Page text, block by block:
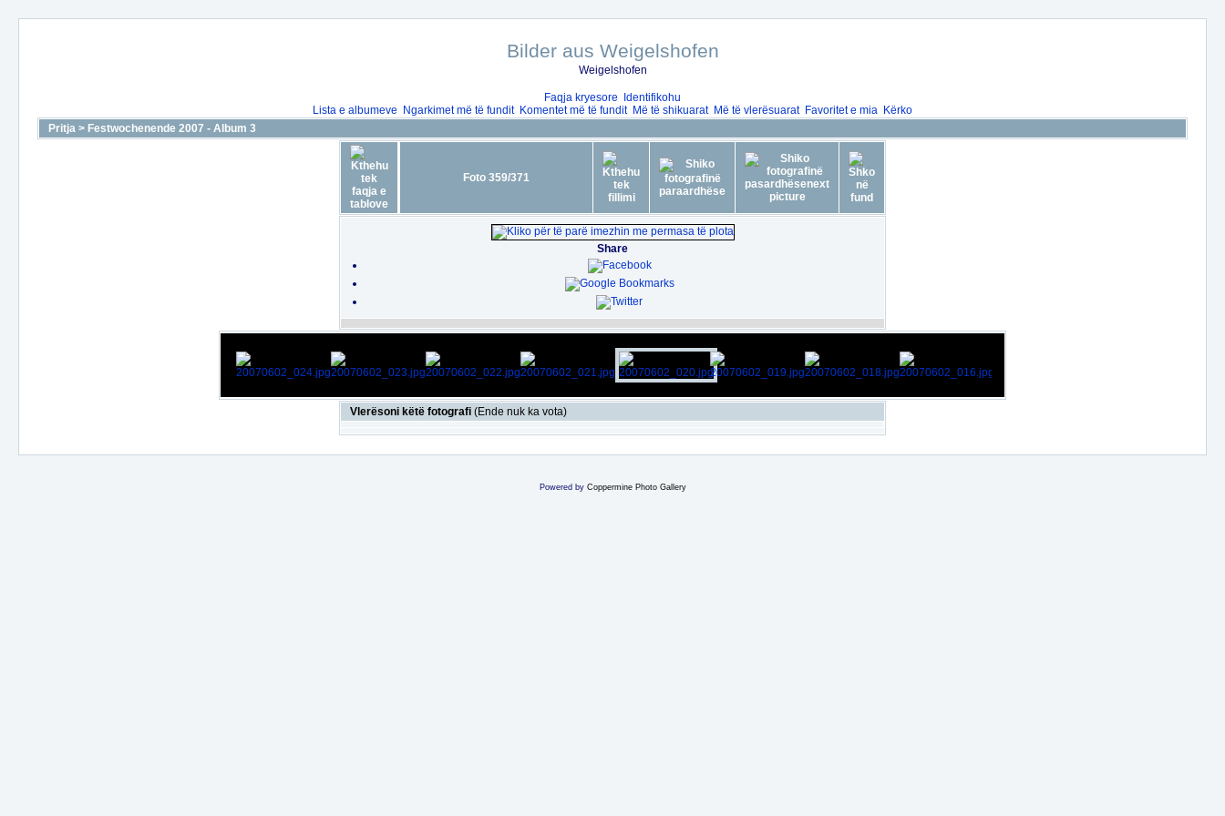
Bilder aus Weigelshofen
Weigelshofen
Faqja kryesore
Identifikohu
Lista e albumeve
Ngarkimet më të fundit Komentet më të fundit Më të shikuarat Më të vlerësuarat Favoritet e mia Kërko
Pritja > Festwochenende 2007 - Album 3
Foto 359/371
Share
Vlerësoni këtë fotografi (Ende nuk ka vota)
Powered by Coppermine Photo Gallery